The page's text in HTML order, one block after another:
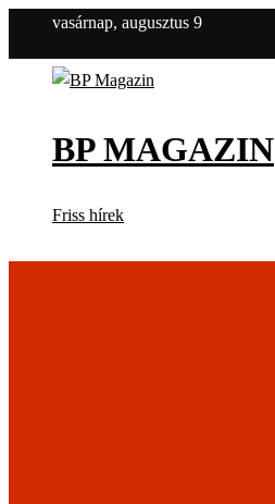
vasárnap, augusztus 9
BP MAGAZIN
Friss hírek